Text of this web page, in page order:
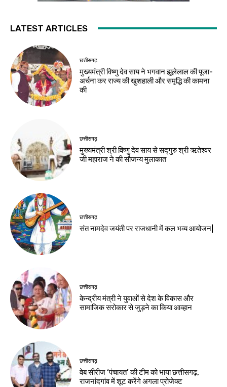
LATEST ARTICLES
छत्तीसगढ़
मुख्यमंत्री विष्णु देव साय ने भगवान झूलेलाल की पूजा-
अर्चना कर राज्य की खुशहाली और समृद्धि की कामना
की
छत्तीसगढ़
मुख्यमंत्री श्री विष्णु देव साय से सद्गुरु श्री ऋतेश्वर
जी महाराज ने की सौजन्य मुलाकात
छत्तीसगढ़
संत नामदेव जयंती पर राजधानी में कल भव्य आयोजन|
छत्तीसगढ़
केन्द्रीय मंत्री ने युवाओं से देश के विकास और
सामाजिक सरोकार से जुड़ने का किया आव्हान
छत्तीसगढ़
वेब सीरीज ‘पंचायत’ की टीम को भाया छत्तीसगढ़,
राजनांदगांव में शूट करेंगे अगला प्रोजेक्ट